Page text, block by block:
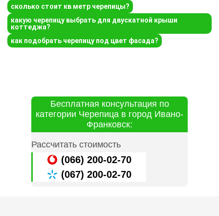
сколько стоит кв метр черепицы?
какую черепицу выбрать для двускатной крыши
коттеджа?
как подобрать черепицу под цвет фасада?
Бесплатная консультация по
категории Черепица в город Ивано-
Франковск:
Рассчитать стоимость
(066) 200-02-70
(067) 200-02-70